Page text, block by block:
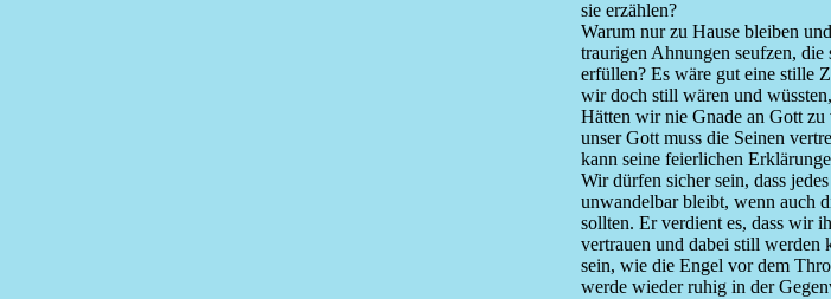
sie erzählen?
Warum nur zu Hause bleiben
traurigen Ahnungen seufzen,
erfüllen? Es wäre gut eine stille
wir doch still wären und
Hätten wir nie Gnade an Gott
unser Gott muss die Seinen
kann seine feierlichen
Wir dürfen sicher sein, dass
unwandelbar bleibt, wenn auch
sollten. Er verdient es, dass wir
vertrauen und dabei still
sein, wie die Engel vor dem
werde wieder ruhig in der